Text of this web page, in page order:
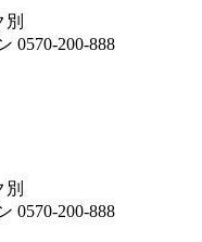
0570-200-888
0570-200-888